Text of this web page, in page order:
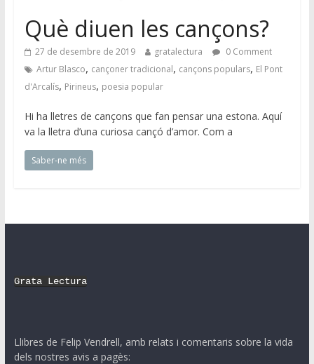
Què diuen les cançons?
27 de desembre de 2019 gratalectura
0 Comment
Artur Blasco, cançoner tradicional, cançons populars, El Pont
d'Arcalís, Pirineus, poesia popular
Hi ha lletres de cançons que fan pensar una estona. Aquí
va la lletra d’una curiosa cançó d’amor. Com a
Saber-ne més
Grata Lectura
Llibres de Felip Vendrell, amb relats i comentaris sobre la vida
dels nostres avis a pagès: